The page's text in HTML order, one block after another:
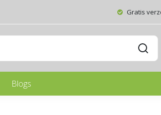
Gratis
Blogs